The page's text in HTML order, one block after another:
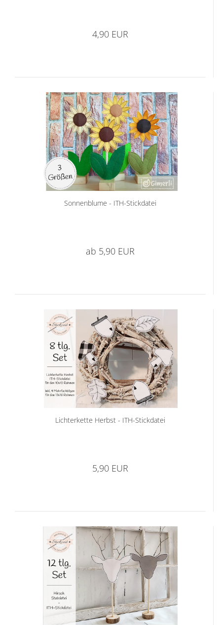
4,90 EUR
Sonnenblume - ITH-Stickdatei
ab 5,90 EUR
Lichterkette Herbst - ITH-Stickdatei
5,90 EUR